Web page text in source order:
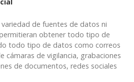
de fuentes de datos ni
obtener todo tipo de
todo tipo de datos como correos
cámaras de vigilancia, grabaciones
de documentos, redes sociales